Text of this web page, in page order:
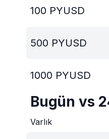
100 PYUSD
500 PYUSD
1000 PYUSD
Bugün vs
Varlık